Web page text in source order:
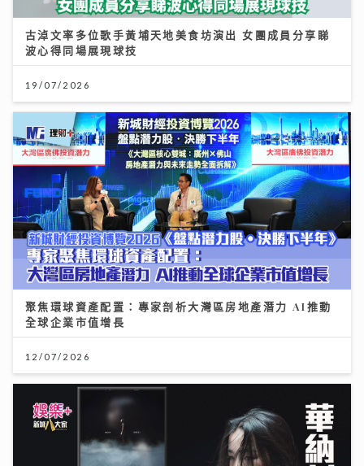
古淖文率多位歌手黃埔天地美食坊演出 女團成員分享睇
波心得同場展現球技
19/07/2026
聚焦環球資產配置：專家剖析大灣區房地產潛力 AI推動
全球企業市值增長
12/07/2026